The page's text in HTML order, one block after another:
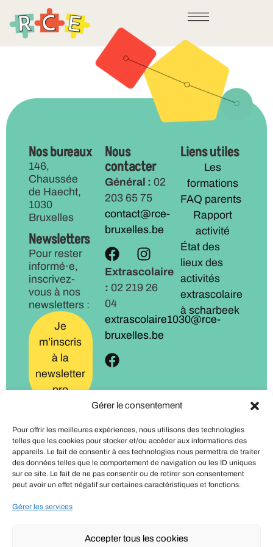
Gérer le consentement
Pour offrir les meilleures expériences, nous utilisons des technologies
telles que les cookies pour stocker et/ou accéder aux informations des
appareils. Le fait de consentir à ces technologies nous permettra de traiter
des données telles que le comportement de navigation ou les ID uniques
sur ce site. Le fait de ne pas consentir ou de retirer son consentement
peut avoir un effet négatif sur certaines caractéristiques et fonctions.
Gérer les services
Accepter tous les cookies
Maison Rue verte
Nos bureaux
146,
Chaussée
de Haecht,
1030
Bruxelles
Newsletters
Pour rester
informé·e,
inscrivez-
vous à nos
newsletters :
Je
m’inscris
à la
newsletter
pro
m’inscris
à la
newsletter
familles
Nous
contacter
Général : 02
203 65 75
contact@rce-
bruxelles.be
Extrascolaire
: 02 219 26
04
extrascolaire1030@rce-
bruxelles.be
Liens utiles
Les
formations
FAQ parents
Rapport
activité
État des
lieux des
activités
extrascolaire
à scharbeek